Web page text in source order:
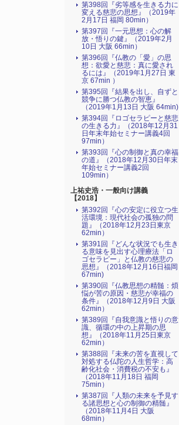
第398回『劣等感を生きる力に
変える慈悲の思想』（2019年
2月17日 福岡 80min）
第397回『一元思想：心の解
放・悟りの鍵』（2019年2月
10日 大阪 66min）
第396回『仏教の「愛」の思
想：欲愛と慈悲：真に愛され
るには』（2019年1月27日 東
京 67min ）
第395回『結果を出し、自ずと
競争に勝つ仏教の智恵』
（2019年1月13日 大阪 64min)
第394回『ロゴセラピーと慈悲
の生きる力』（2018年12月31
日年末年始セミナー講義4回
97min）
第393回『心の制御と真の幸福
の道』（2018年12月30日年末
年始セミナー講義2回
109min）
上祐史浩・一般向け講義
【2018】
第392回『心の安定に役立つ生
活環境：現代社会の孤独の問
題』（2018年12月23日東京
62min）
第391回『どんな状況でも生き
る意味を見出す心理療法「ロ
ゴセラピー」と仏教の慈悲の
思想』（2018年12月16日福岡
67min)
第390回『仏教思想の精髄：煩
悩が苦の原因・慈悲が幸福の
条件』（2018年12月9日 大阪
62min）
第389回『自我意識と悟りの意
識、循環の中の上昇期の思
想』（2018年11月25日東京
62min）
第388回『未来の苦を直視して
対処する仏陀の人生哲学：高
齢化社会・消費税の不安も』
（2018年11月18日 福岡
75min）
第387回『人類の未来を予見す
る諸思想と心の制御の精髄』
（2018年11月4日 大阪
68min）